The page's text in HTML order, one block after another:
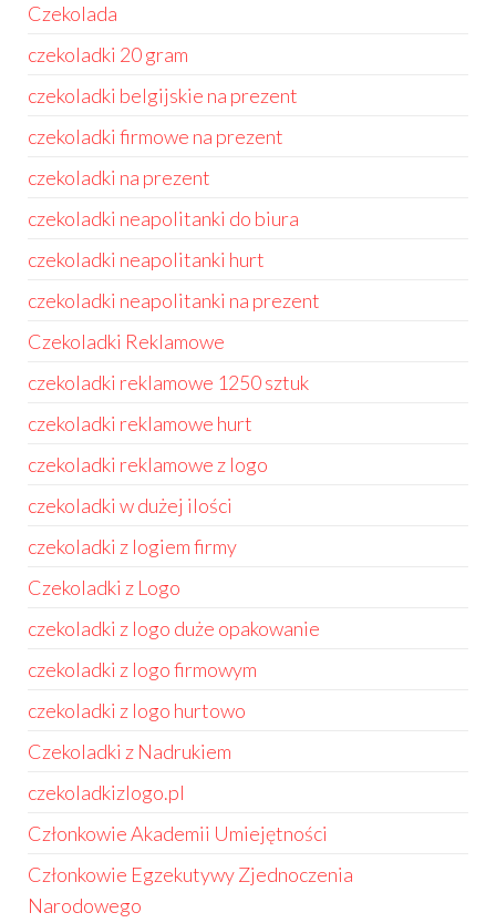
Czekolada
czekoladki 20 gram
czekoladki belgijskie na prezent
czekoladki firmowe na prezent
czekoladki na prezent
czekoladki neapolitanki do biura
czekoladki neapolitanki hurt
czekoladki neapolitanki na prezent
Czekoladki Reklamowe
czekoladki reklamowe 1250 sztuk
czekoladki reklamowe hurt
czekoladki reklamowe z logo
czekoladki w dużej ilości
czekoladki z logiem firmy
Czekoladki z Logo
czekoladki z logo duże opakowanie
czekoladki z logo firmowym
czekoladki z logo hurtowo
Czekoladki z Nadrukiem
czekoladkizlogo.pl
Członkowie Akademii Umiejętności
Członkowie Egzekutywy Zjednoczenia
Narodowego